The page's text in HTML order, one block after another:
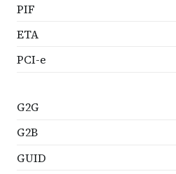
PIF
ETA
PCI-e
G2G
G2B
GUID